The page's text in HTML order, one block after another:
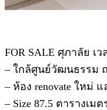
FOR SALE ศุภาลัย เว
– ใกล้ศูนย์วัฒนธรรม
– ห้อง renovate ใหม่
– Size 87.5 ตารางเม